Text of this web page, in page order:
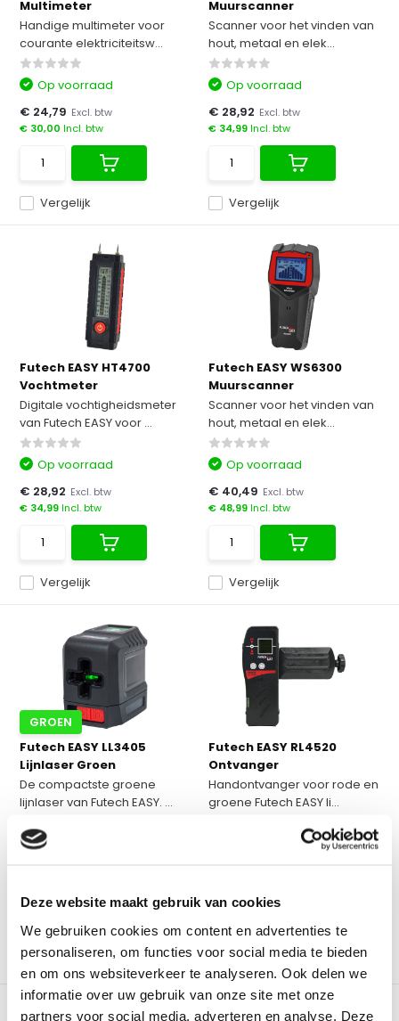
Deze website maakt gebruik van cookies
We gebruiken cookies om content en advertenties te
personaliseren, om functies voor social media te bieden
en om ons websiteverkeer te analyseren. Ook delen we
informatie over uw gebruik van onze site met onze
partners voor social media, adverteren en analyse. Deze
Multimeter
Handige multimeter voor
courante elektriciteitsw...
Vergelijk
Op voorraad
€ 24,79 Excl. btw
€ 30,00 Incl. btw
Muurscanner
Scanner voor het vinden van
hout, metaal en elek...
Vergelijk
Op voorraad
€ 28,92 Excl. btw
€ 34,99Incl. btw
Futech EASY HT4700
Vochtmeter
Digitale vochtigheidsmeter
van Futech EASY voor ...
Vergelijk
Op voorraad
€ 28,92 Excl. btw
€ 34,99Incl. btw
Futech EASY WS6300
Muurscanner
Scanner voor het vinden van
hout, metaal en elek...
Vergelijk
Op voorraad
€ 40,49 Excl. btw
€ 48,99Incl. btw
GROEN
Futech EASY LL3405
Lijnlaser Groen
De compactste groene
lijnlaser van Futech EASY. ...
Vergelijk
Op voorraad
Futech EASY RL4520
Ontvanger
Handontvanger voor rode en
groene Futech EASY li...
Vergelijk
Op voorraad